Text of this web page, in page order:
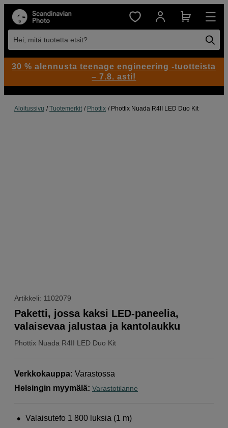
Hei, mitä tuotetta etsit?
Aloitussivu Tuotemerkit Phottix Phottix Nuada R4II LED Duo Kit
Artikkeli: 1102079
Phottix Nuada R4II LED Duo Kit
Paketti, jossa kaksi LED-paneelia,
valaisevaa jalustaa ja kantolaukku
Verkkokauppa: Varastossa
Helsingin myymälä: Varastotilanne
Valaisutefo 1 800 luksia (1 m)
30 % alennusta teenage engineering -tuotteista
– 7.8. asti!